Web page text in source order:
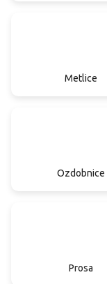
Metlice
Ozdobnice
Prosa